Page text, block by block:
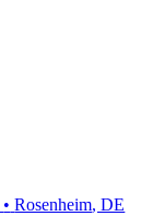
• Rosenheim, DE